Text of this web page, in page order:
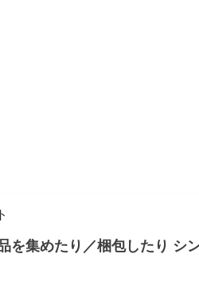
を集めたり／梱包したり シ